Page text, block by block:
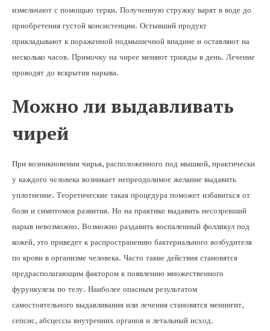
измельчают с помощью терки. Полученную стружку варят в воде до
приобретения густой консистенции. Остывший продукт
прикладывают к пораженной подмышечной впадине и оставляют на
несколько часов. Примочку на чирее меняют трижды в день. Лечение
проводят до вскрытия нарыва.
Можно ли выдавливать
чирей
При возникновении чирья, расположенного под мышкой, практически
у каждого человека возникает непреодолимое желание выдавить
уплотнение. Теоретические такая процедура поможет избавиться от
боли и симптомов развития. Но на практике выдавить несозревший
нарыв невозможно. Возможно раздавить воспаленный фолликул под
кожей, это приведет к распространению бактериального возбудителя
по крови в организме человека. Часто такие действия становятся
предрасполагающим фактором к появлению множественного
фурункулеза по телу. Наиболее опасным результатом
самостоятельного выдавливания или лечения становятся менингит,
сепсис, абсцессы внутренних органов и летальный исход.